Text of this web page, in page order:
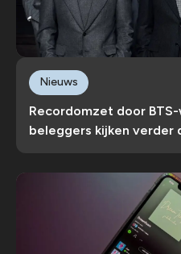
Recordomzet door
beleggers kijken verder
Nieuws